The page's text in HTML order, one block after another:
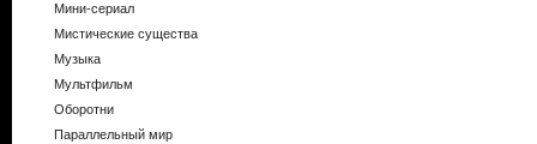
Мини-сериал
Мистические существа
Музыка
Мультфильм
Оборотни
Параллельный мир